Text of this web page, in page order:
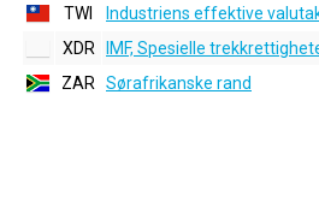
TWI
Industriens effektive
XDR
IMF, Spesielle
ZAR
Sørafrikanske rand